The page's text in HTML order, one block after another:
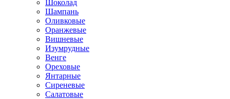
Шоколад
Шампань
Оливковые
Оранжевые
Вишневые
Изумрудные
Венге
Ореховые
Янтарные
Сиреневые
Салатовые